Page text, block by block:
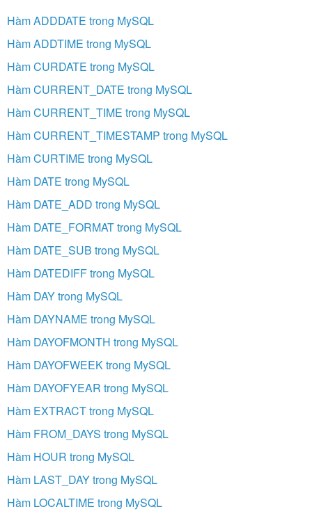
Hàm ADDDATE trong MySQL
Hàm ADDTIME trong MySQL
Hàm CURDATE trong MySQL
Hàm CURRENT_DATE trong MySQL
Hàm CURRENT_TIME trong MySQL
Hàm CURRENT_TIMESTAMP trong MySQL
Hàm CURTIME trong MySQL
Hàm DATE trong MySQL
Hàm DATE_ADD trong MySQL
Hàm DATE_FORMAT trong MySQL
Hàm DATE_SUB trong MySQL
Hàm DATEDIFF trong MySQL
Hàm DAY trong MySQL
Hàm DAYNAME trong MySQL
Hàm DAYOFMONTH trong MySQL
Hàm DAYOFWEEK trong MySQL
Hàm DAYOFYEAR trong MySQL
Hàm EXTRACT trong MySQL
Hàm FROM_DAYS trong MySQL
Hàm HOUR trong MySQL
Hàm LAST_DAY trong MySQL
Hàm LOCALTIME trong MySQL